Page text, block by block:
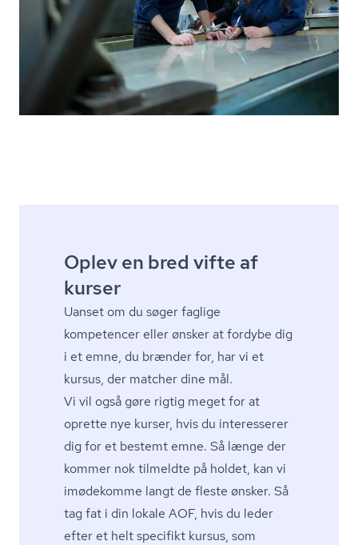
Oplev en bred vifte af
kurser
Uanset om du søger faglige
kompetencer eller ønsker at fordybe dig
i et emne, du brænder for, har vi et
kursus, der matcher dine mål.
Vi vil også gøre rigtig meget for at
oprette nye kurser, hvis du interesserer
dig for et bestemt emne. Så længe der
kommer nok tilmeldte på holdet, kan vi
imødekomme langt de fleste ønsker. Så
tag fat i din lokale AOF, hvis du leder
efter et helt specifikt kursus, som